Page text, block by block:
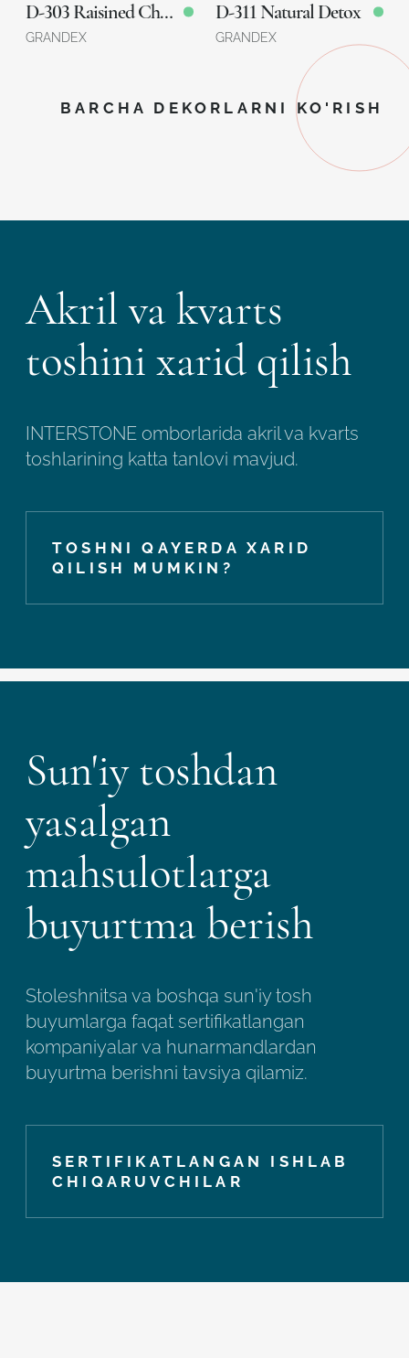
D-303 Raisined Chocolate
GRANDEX
D-311 Natural Detox
GRANDEX
BARCHA DEKORLARNI KO'RISH
9005 Bourbonnais
Avant Quartz
7700 Calacatta Marseille
Avant Quartz
Akril va kvarts
toshini xarid qilish
INTERSTONE omborlarida akril va kvarts
toshlarining katta tanlovi mavjud.
TOSHNI QAYERDA XARID
QILISH MUMKIN?
Sun'iy toshdan
yasalgan
mahsulotlarga
buyurtma berish
Stoleshnitsa va boshqa sun'iy tosh
buyumlarga faqat sertifikatlangan
kompaniyalar va hunarmandlardan
buyurtma berishni tavsiya qilamiz.
SERTIFIKATLANGAN ISHLAB
CHIQARUVCHILAR